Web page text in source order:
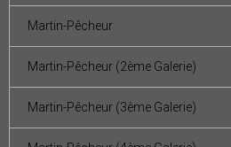
Martin-Pêcheur
Martin-Pêcheur (2ème Galerie)
Martin-Pêcheur (3ème Galerie)